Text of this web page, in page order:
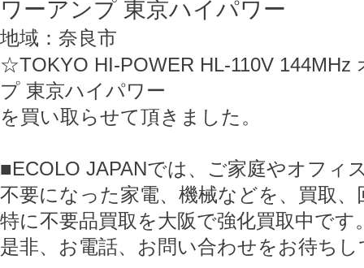
ワーアンプ 東京ハイパワー
地域：奈良市
☆TOKYO HI-POWER HL-110V 144MHz
プ 東京ハイパワー
を買い取らせて頂きました。
■ECOLO JAPANでは、ご家庭やオフィ
不要になった家電、機械などを、買取
特に不要品買取を大阪で強化買取中です
是非、お電話、お問い合わせをお待ち